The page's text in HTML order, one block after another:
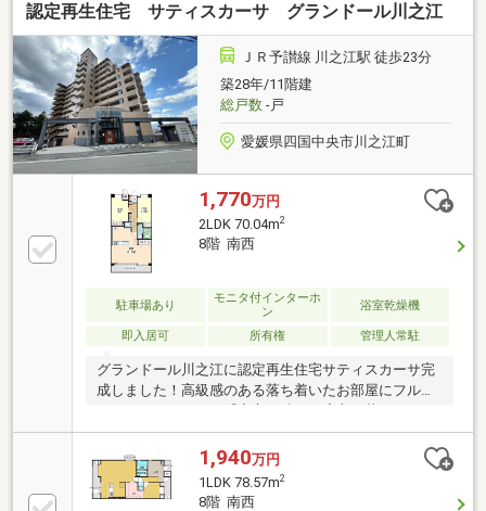
認定再生住宅 サティスカーサ グランドール川之江
ＪＲ予讃線 川之江駅 徒歩23分
築28年/11階建
総戸数-戸
愛媛県四国中央市川之江町
1,770万円
2LDK 70.04m2
8階 南西
駐車場あり
モニタ付インターホ
ン
浴室乾燥機
即入居可 所有権 管理人常駐
グランドール川之江に認定再生住宅サティスカーサ完
成しました！高級感のある落ち着いたお部屋にフルリ
れからの人生をもっと心地よく」をコンセプトに、世
代を問わず全ての世帯におすすめ出来るお部屋となっ
ております。フルリフォームしておりますので、すぐ
に新生活が始められます。是非お気軽にお問い合わせ
1,940万円
1LDK 78.57m2
8階 南西